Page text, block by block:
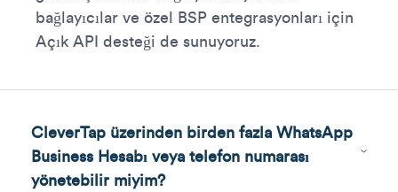
bağlayıcılar ve özel BSP entegrasyonları için
Açık API desteği de sunuyoruz.
CleverTap üzerinden birden fazla WhatsApp
Business Hesabı veya telefon numarası
yönetebilir miyim?